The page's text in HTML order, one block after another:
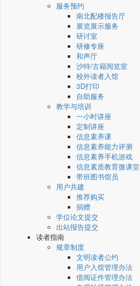
服务预约
南北配楼报告厅
展览展示服务
研讨室
研修专座
和声厅
沙特/古籍阅览室
校外读者入馆
3D打印
自助服务
教学与培训
一小时讲座
定制讲座
信息素养课
信息素养能力评测
信息素养手机游戏
信息素质教育微课堂
带班图书馆员
用户共建
推荐购买
捐赠
学位论文提交
出站报告提交
读者指南
规章制度
文明读者公约
用户入馆管理办法
借阅证件管理办法